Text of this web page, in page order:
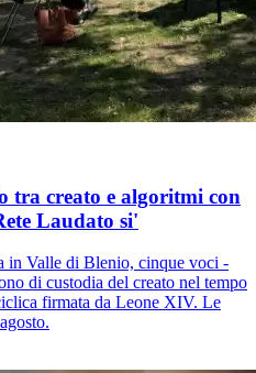
tra creato e algoritmi con
Laudato si'
in Valle di Blenio, cinque voci -
di custodia del creato nel tempo
firmata da Leone XIV. Le